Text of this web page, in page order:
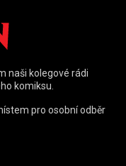
naši kolegové rádi
komiksu.
pro osobní odběr